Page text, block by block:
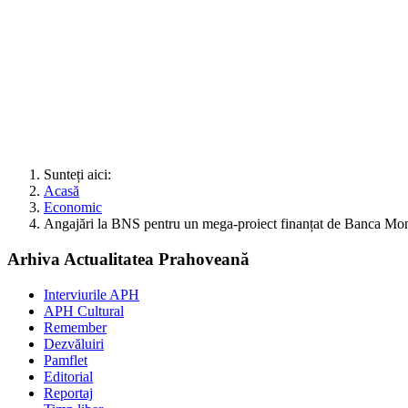
Sunteți aici:
Acasă
Economic
Angajări la BNS pentru un mega-proiect finanțat de Banca
Arhiva Actualitatea Prahoveană
Interviurile APH
APH Cultural
Remember
Dezvăluiri
Pamflet
Editorial
Reportaj